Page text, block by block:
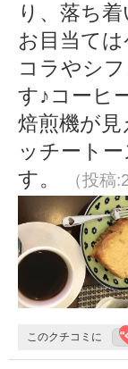
り、落ち
お目当て
コラやシ
す♪コーヒ
焙煎機が
ッチート
す。
（投
このクチコミに